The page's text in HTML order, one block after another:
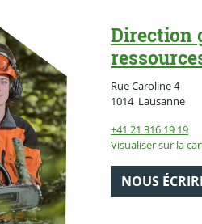
Direction
Rue Caroline 4
1014 Lausanne
+41 21 316 19 19
Visualiser sur la
NOUS